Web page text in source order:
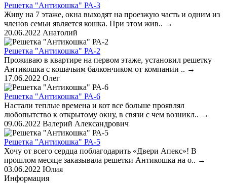
Решетка "Антикошка" РА-3
Живу на 7 этаже, окна выходят на проезжую часть и одним из
членов семьи является кошка. При этом жив.. →
20.06.2022 Анатолий
Решетка "Антикошка" РА-2
Проживаю в квартире на первом этаже, установил решетку
Антикошка с кошачьим балкончиком от компании .. →
17.06.2022 Олег
Решетка "Антикошка" РА-6
Настали теплые времена и кот все больше проявлял
любопытство к открытому окну, в связи с чем возникл.. →
09.06.2022 Валерий Александрович
Решетка "Антикошка" РА-5
Хочу от всего сердца поблагодарить «Двери Апекс»! В
прошлом месяце заказывала решетки Антикошка на о.. →
03.06.2022 Юлия
Информация